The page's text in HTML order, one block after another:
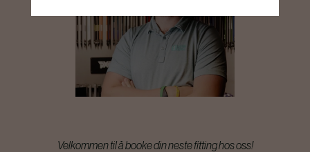
Velkommen til å booke din neste fitting hos oss!